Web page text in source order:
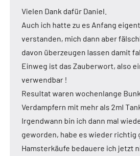
Vielen Dank dafür Daniel.
Auch ich hatte zu es Anfang
verstanden, mich dann aber
davon überzeugen lassen damit
Einweg ist das Zauberwort, also
verwendbar !
Resultat waren wochenlange
Verdampfern mit mehr als 2ml
Irgendwann bin ich dann mal
geworden, habe es wieder richtig
Hamsterkäufe bedauere ich jetzt